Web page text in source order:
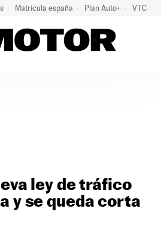
Matrícula españa Plan Auto+ VTC
ley de tráfico
y se queda corta